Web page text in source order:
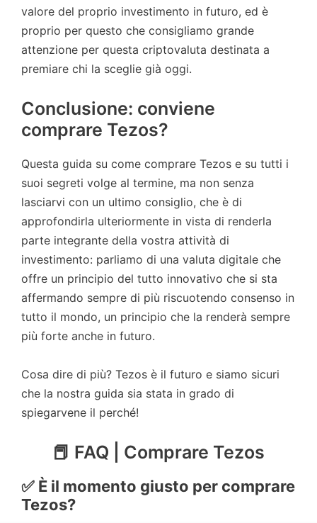
valore del proprio investimento in futuro, ed è
proprio per questo che consigliamo grande
attenzione per questa criptovaluta destinata a
premiare chi la sceglie già oggi.
Conclusione: conviene
comprare Tezos?
Questa guida su come comprare Tezos e su tutti i
suoi segreti volge al termine, ma non senza
lasciarvi con un ultimo consiglio, che è di
approfondirla ulteriormente in vista di renderla
parte integrante della vostra attività di
investimento: parliamo di una valuta digitale che
offre un principio del tutto innovativo che si sta
affermando sempre di più riscuotendo consenso in
tutto il mondo, un principio che la renderà sempre
più forte anche in futuro.
Cosa dire di più? Tezos è il futuro e siamo sicuri
che la nostra guida sia stata in grado di
spiegarvene il perché!
📕 FAQ | Comprare Tezos
✅ È il momento giusto per comprare
Tezos?